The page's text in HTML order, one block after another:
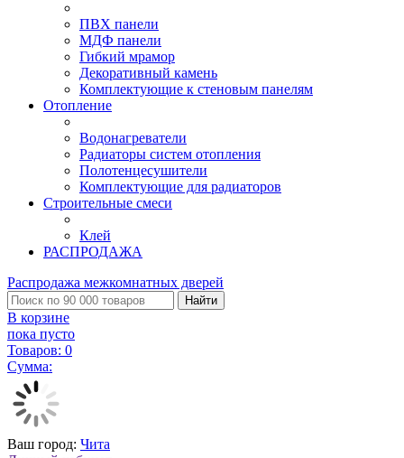
ПВХ панели
МДФ панели
Гибкий мрамор
Декоративный камень
Комплектующие к стеновым панелям
Отопление
Водонагреватели
Радиаторы систем отопления
Полотенцесушители
Комплектующие для радиаторов
Строительные смеси
Клей
РАСПРОДАЖА
Распродажа межкомнатных дверей
Найти
В корзине
пока пусто
Товаров: 0
Сумма:
Ваш город: Чита